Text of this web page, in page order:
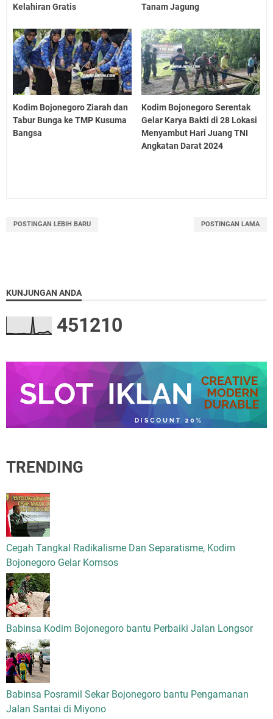
Kelahiran Gratis
Tanam Jagung
Kodim Bojonegoro Ziarah dan
Tabur Bunga ke TMP Kusuma
Bangsa
Kodim Bojonegoro Serentak
Gelar Karya Bakti di 28 Lokasi
Menyambut Hari Juang TNI
Angkatan Darat 2024
POSTINGAN LEBIH BARU POSTINGAN LAMA
KUNJUNGAN ANDA
451210
TRENDING
Cegah Tangkal Radikalisme Dan Separatisme, Kodim
Bojonegoro Gelar Komsos
Babinsa Kodim Bojonegoro bantu Perbaiki Jalan Longsor
Babinsa Posramil Sekar Bojonegoro bantu Pengamanan
Jalan Santai di Miyono